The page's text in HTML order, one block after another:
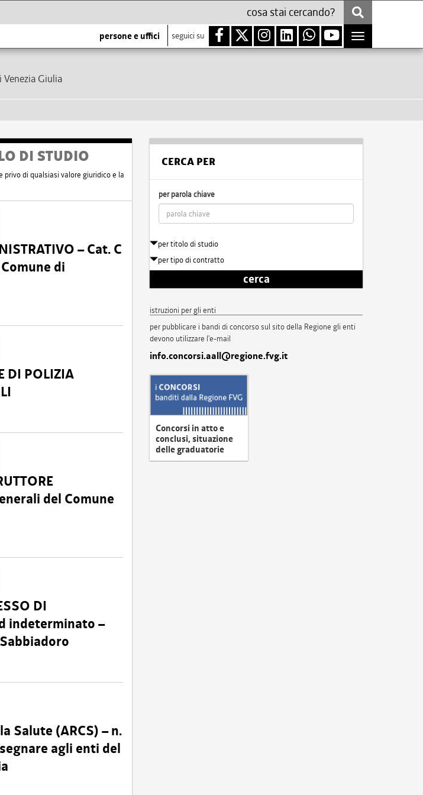
persone e uffici seguici su
Toggle
navigation
Giulia
DI STUDIO
di qualsiasi valore giuridico e la
– Cat. C
di
DI POLIZIA
del Comune
DI
indeterminato –
Salute (ARCS) – n.
agli enti del
CERCA PER
per parola chiave
per titolo di studio
per tipo di contratto
cerca
istruzioni per gli enti
per pubblicare i bandi di concorso sul sito della Regione gli enti
devono utilizzare l'e-mail
info.concorsi.aall@regione.fvg.it
Concorsi in atto e
conclusi, situazione
delle graduatorie